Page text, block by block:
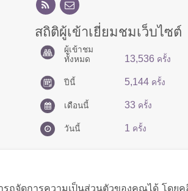
สถิติผู้เข้าเยี่ยมชมเว็บไซต์
ผู้เข้าชม
ทั้งหมด
13,536 ครั้ง
ปีนี้ 5,144 ครั้ง
เดือนนี้ 33 ครั้ง
วันนี้ 1 ครั้ง
ถจัดการความเป็นส่วนตัวของคุณได้ โดย